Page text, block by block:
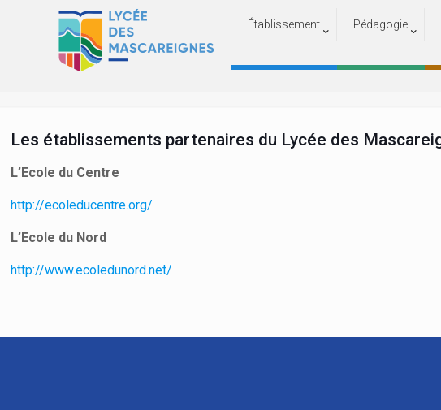
Établissement Pédagogie
Les établissements partenaires du Lycée des
L’Ecole du Centre
http://ecoleducentre.org/
L’Ecole du Nord
http://www.ecoledunord.net/